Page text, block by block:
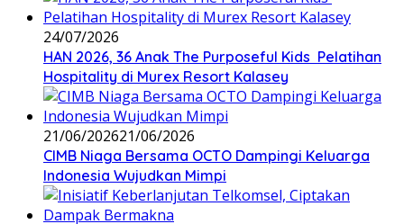
24/07/2026
HAN 2026, 36 Anak The Purposeful Kids Pelatihan
Hospitality di Murex Resort Kalasey
21/06/202621/06/2026
CIMB Niaga Bersama OCTO Dampingi Keluarga
Indonesia Wujudkan Mimpi